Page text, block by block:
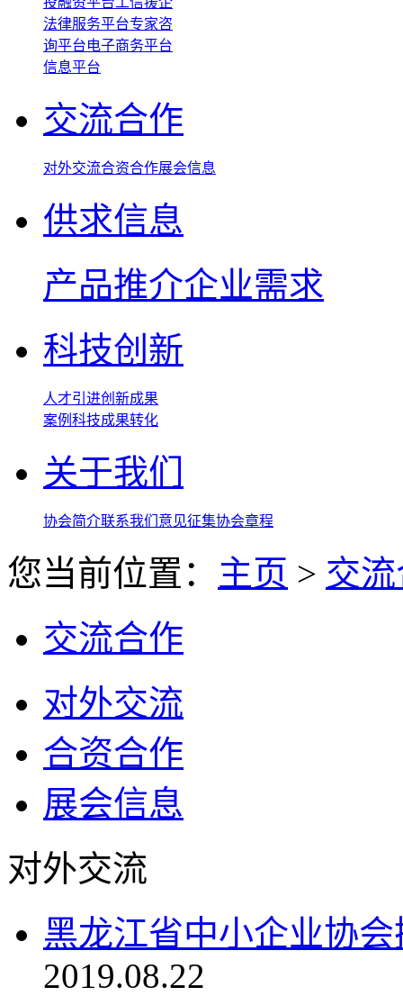
法律服务平台专家咨
询平台电子商务平台
信息平台
交流合作
对外交流合资合作展会信息
供求信息
产品推介企业需求
科技创新
人才引进创新成果
案例 科技成果转化
关于我们
协会简介联系我们 意见征集协会章程
您当前位置： 主页 > 交
交流合作
对外交流
合资合作
展会信息
对外交流
黑龙江省中小企业协
2019.08.22